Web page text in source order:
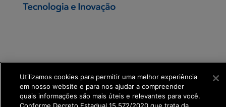
get_footer();
Utilizamos cookies para permitir uma melhor experiência
em nosso website e para nos ajudar a compreender
quais informações são mais úteis e relevantes para você.